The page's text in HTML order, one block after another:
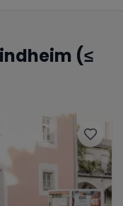
Ferrari
(≤